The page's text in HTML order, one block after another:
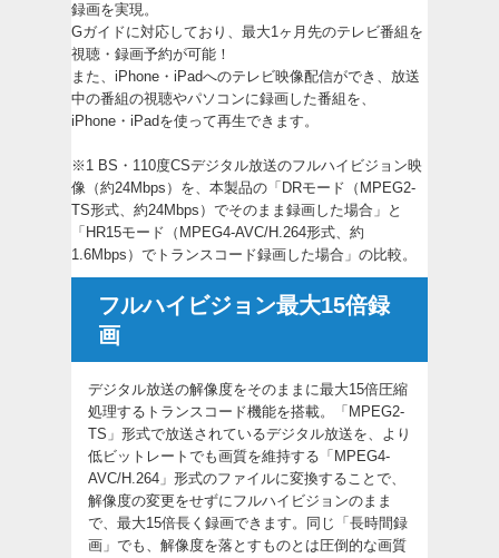
録画を実現。
Gガイドに対応しており、最大1ヶ月先のテレビ番組を
視聴・録画予約が可能！
また、iPhone・iPadへのテレビ映像配信ができ、放送
中の番組の視聴やパソコンに録画した番組を、
iPhone・iPadを使って再生できます。
※1 BS・110度CSデジタル放送のフルハイビジョン映
像（約24Mbps）を、本製品の「DRモード（MPEG2-
TS形式、約24Mbps）でそのまま録画した場合」と
「HR15モード（MPEG4-AVC/H.264形式、約
1.6Mbps）でトランスコード録画した場合」の比較。
フルハイビジョン最大15倍録
画
デジタル放送の解像度をそのままに最大15倍圧縮
処理するトランスコード機能を搭載。「MPEG2-
TS」形式で放送されているデジタル放送を、より
低ビットレートでも画質を維持する「MPEG4-
AVC/H.264」形式のファイルに変換することで、
解像度の変更をせずにフルハイビジョンのまま
で、最大15倍長く録画できます。同じ「長時間録
画」でも、解像度を落とすものとは圧倒的な画質